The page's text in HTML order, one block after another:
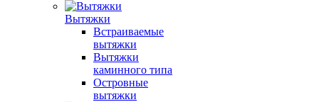
Вытяжки
Встраиваемые
вытяжки
Вытяжки
каминного типа
Островные
вытяжки